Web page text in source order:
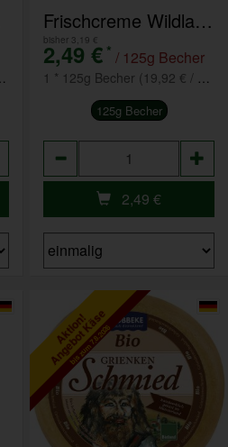
Frischcreme Wildlachs & Chili
bisher 3,19 €
2,49 € * / 125g Becher
125g Becher
2,49 €
Aktion!
Angebot Käse
bis zum 7.8.2026